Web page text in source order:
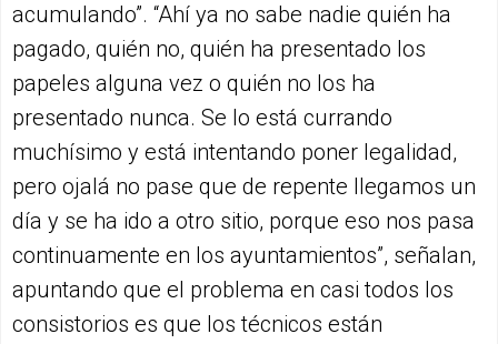
acumulando”. “Ahí ya no sabe nadie quién ha
pagado, quién no, quién ha presentado los
papeles alguna vez o quién no los ha
presentado nunca. Se lo está currando
muchísimo y está intentando poner legalidad,
pero ojalá no pase que de repente llegamos un
día y se ha ido a otro sitio, porque eso nos pasa
continuamente en los ayuntamientos”, señalan,
apuntando que el problema en casi todos los
consistorios es que los técnicos están